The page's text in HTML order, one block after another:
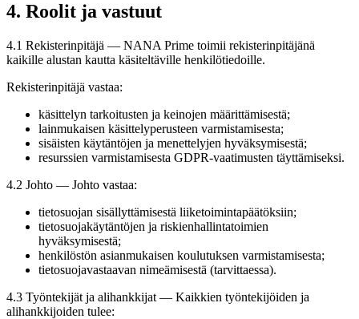
4. Roolit ja vastuut
4.1 Rekisterinpitäjä — NANA Prime toimii rekisterinpitäjänä
kaikille alustan kautta käsiteltäville henkilötiedoille.
Rekisterinpitäjä vastaa:
käsittelyn tarkoitusten ja keinojen määrittämisestä;
lainmukaisen käsittelyperusteen varmistamisesta;
sisäisten käytäntöjen ja menettelyjen hyväksymisestä;
resurssien varmistamisesta GDPR-vaatimusten täyttämiseksi.
4.2 Johto — Johto vastaa:
tietosuojan sisällyttämisestä liiketoimintapäätöksiin;
tietosuojakäytäntöjen ja riskienhallintatoimien
hyväksymisestä;
henkilöstön asianmukaisen koulutuksen varmistamisesta;
tietosuojavastaavan nimeämisestä (tarvittaessa).
4.3 Työntekijät ja alihankkijat — Kaikkien työntekijöiden ja
alihankkijoiden tulee: